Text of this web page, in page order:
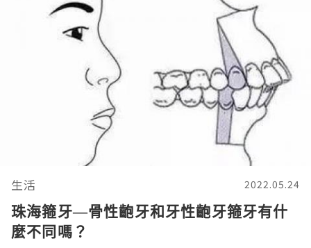
生活 2022.05.24
珠海箍牙—骨性齙牙和牙性齙牙箍牙有什
麼不同嗎？